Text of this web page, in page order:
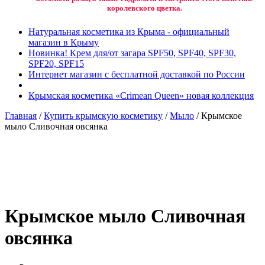
королевского цветка.
Натуральная косметика из Крыма - официальный
магазин в Крыму
Новинка! Крем для/от загара SPF50, SPF40, SPF30,
SPF20, SPF15
Интернет магазин с бесплатной доставкой по России
Крымская косметика «Crimean Queen» новая коллекция
Главная /Купить крымскую косметику /Мыло / Крымское
мыло Сливочная овсянка
Крымское мыло Сливочная
овсянка